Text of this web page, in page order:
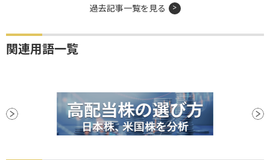
過去記事一覧を見る
関連用語一覧